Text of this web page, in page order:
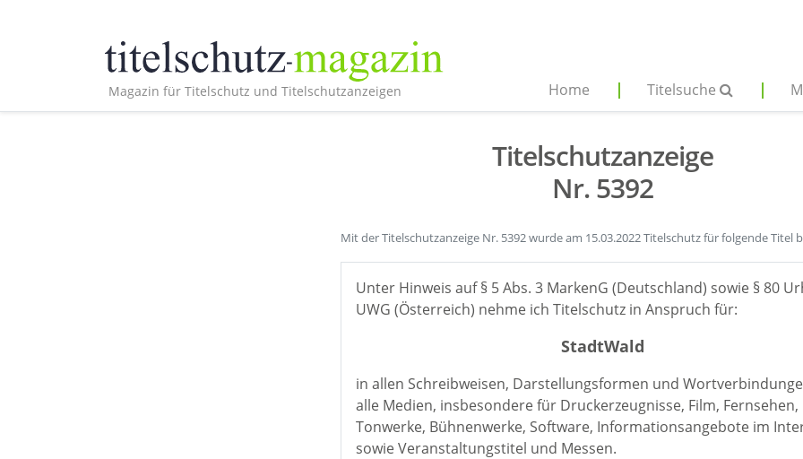
Magazin für Titelschutz und Titelschutzanzeigen Home Titelsuche
Titelschutzanzeige
Nr. 5392
Mit der Titelschutzanzeige Nr. 5392 wurde am 15.03.2022 Titelschutz für folgende Titel
Unter Hinweis auf § 5 Abs. 3 MarkenG (Deutschland) sowie § 80
UWG (Österreich) nehme ich Titelschutz in Anspruch für:
StadtWald
in allen Schreibweisen, Darstellungsformen und
alle Medien, insbesondere für Druckerzeugnisse, Film, Fernsehen,
Tonwerke, Bühnenwerke, Software, Informationsangebote im
sowie Veranstaltungstitel und Messen.